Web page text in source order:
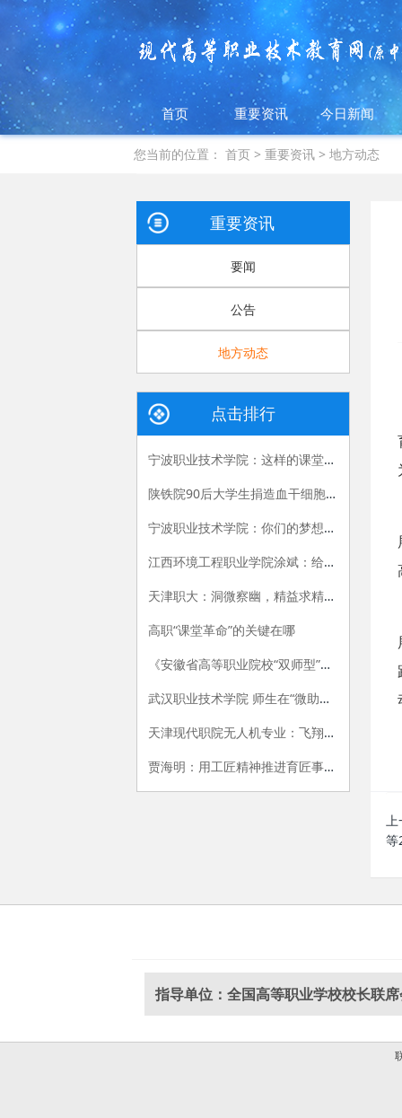
首页 重要资讯 今日新闻
您当前的位置：首页 >重要资讯 >地方动态
等
重要资讯
要闻
公告
地方动态
点击排行
宁波职业技术学院：这样的课堂，我们喜欢——有效课堂认证侧记
陕铁院90后大学生捐造血干细胞救人 生命接力跨越国界
宁波职业技术学院：你们的梦想我们的责任
江西环境工程职业学院涂斌：给自己布置的特殊作业
天津职大：洞微察幽，精益求精，严把视光人才出口关
高职“课堂革命”的关键在哪
《安徽省高等职业院校“双师型”教师认定办法（试行）》和《安徽省高等职业院校“双师型”教师认定标准（试行）》
武汉职业技术学院 师生在“微助教”平台上共享思政课的乐趣
天津现代职院无人机专业：飞翔，在我手中
贾海明：用工匠精神推进育匠事业创新发展
指导单位：全国高等职业学校校长联